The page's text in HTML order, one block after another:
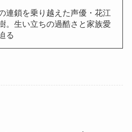
連鎖を乗り越えた声優・花江
。生い立ちの過酷さと家族愛
る